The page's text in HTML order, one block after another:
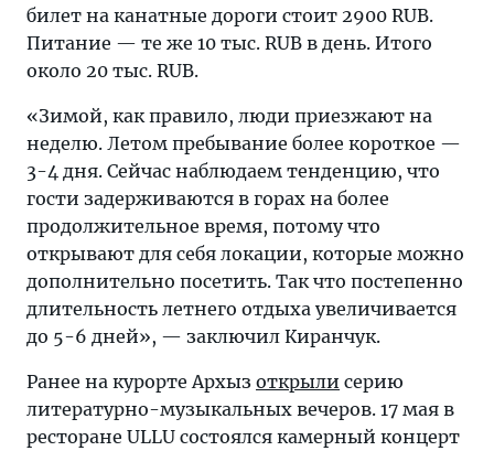
билет на канатные дороги стоит 2900 RUB.
Питание — те же 10 тыс. RUB в день. Итого
около 20 тыс. RUB.
«Зимой, как правило, люди приезжают на
неделю. Летом пребывание более короткое —
3-4 дня. Сейчас наблюдаем тенденцию, что
гости задерживаются в горах на более
продолжительное время, потому что
открывают для себя локации, которые можно
дополнительно посетить. Так что постепенно
длительность летнего отдыха увеличивается
до 5-6 дней», — заключил Киранчук.
Ранее на курорте Архыз открыли серию
литературно-музыкальных вечеров. 17 мая в
ресторане ULLU состоялся камерный концерт